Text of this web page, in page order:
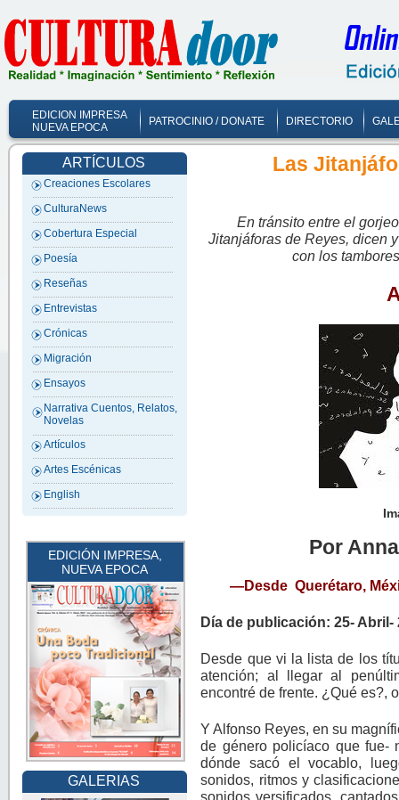
EDICION IMPRESA
NUEVA EPOCA
PATROCINIO / DONATE DIRECTORIO
ARTÍCULOS
Creaciones Escolares
CulturaNews
Cobertura Especial
Poesía
Reseñas
Entrevistas
Crónicas
Migración
Ensayos
Narrativa Cuentos, Relatos,
Novelas
Artículos
Artes Escénicas
English
EDICIÓN IMPRESA,
NUEVA EPOCA
GALERIAS
Las
En tránsito entre el
Jitanjáforas de Reyes, dicen
con los
Por
—Desde Querétaro,
Día de publicación: 25- Abril-
Desde que vi la lista de los
atención; al llegar al
encontré de frente. ¿Qué es?,
Y Alfonso Reyes, en su
de género policíaco que fue-
dónde sacó el vocablo,
sonidos, ritmos y
sonidos versificados,